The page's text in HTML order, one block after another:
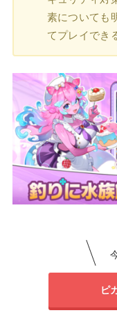
素についても
てプレイでき
ピ